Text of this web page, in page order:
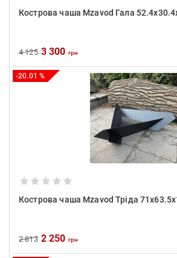
Кострова чаша Mzavod Гала
4 125 3 300 грн
-20.01 %
Кострова чаша Mzavod Тріда
2 813 2 250 грн